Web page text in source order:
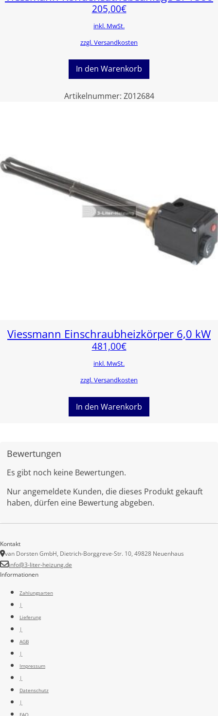
205,00€
inkl. MwSt.
zzgl. Versandkosten
In den Warenkorb
Artikelnummer: Z012684
Viessmann Einschraubheizkörper 6,0 kW
481,00€
inkl. MwSt.
zzgl. Versandkosten
In den Warenkorb
Bewertungen
Es gibt noch keine Bewertungen.
Nur angemeldete Kunden, die dieses Produkt gekauft
haben, dürfen eine Bewertung abgeben.
Informationen
Zahlungsarten
|
Lieferung
|
AGB
|
Impressum
|
Datenschutz
|
FAQ
Kontakt
van Dorsten GmbH, Dietrich-Borggreve-Str. 10, 49828 Neuenhaus
info@3-liter-heizung.de